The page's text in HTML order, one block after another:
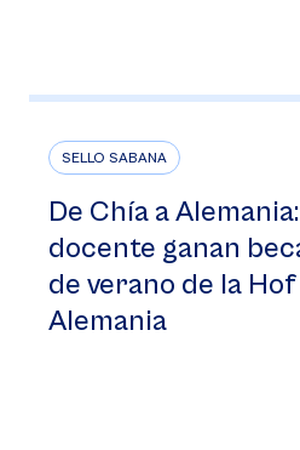
SELLO SABANA
De Chía a
docente ganan
de verano de la
Alemania